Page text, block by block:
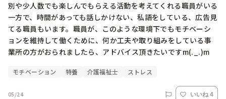
別や少人数でも楽しんでもらえる活動を考えてくれる職員がいる
一方で、時間があっても話しかけない、私語をしている、広告見
てる職員もいます。職員が、このような環境下でもモチベーシ
ョンを維持して働くために、何か工夫や取り組みをしている事
業所の方がおられましたら、アドバイス頂きたいですm(._.)m
モチベーション 特養 介護福祉士 ストレス
05/24 いいね 4